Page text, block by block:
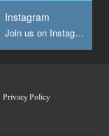
Instagram
Join us on Instagram
Privacy Policy